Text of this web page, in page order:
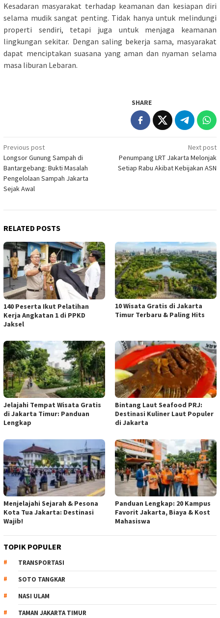
Kesadaran masyarakat terhadap keamanan dan kesiapan diri
selama mudik sangat penting. Tidak hanya untuk melindungi
properti sendiri, tetapi juga untuk menjaga keamanan
lingkungan sekitar. Dengan saling bekerja sama, masyarakat
dapat menciptakan suasana yang aman dan nyaman selama
masa liburan Lebaran.
SHARE
Post
navigation
Previous post
Longsor Gunung Sampah di
Bantargebang: Bukti Masalah
Pengelolaan Sampah Jakarta
Sejak Awal
Next post
Penumpang LRT Jakarta Melonjak
Setiap Rabu Akibat Kebijakan ASN
RELATED POSTS
140 Peserta Ikut Pelatihan
Kerja Angkatan 1 di PPKD
Jaksel
10 Wisata Gratis di Jakarta
Timur Terbaru & Paling Hits
Jelajahi Tempat Wisata Gratis
di Jakarta Timur: Panduan
Lengkap
Bintang Laut Seafood PRJ:
Destinasi Kuliner Laut Populer
di Jakarta
Menjelajahi Sejarah & Pesona
Kota Tua Jakarta: Destinasi
Wajib!
Panduan Lengkap: 20 Kampus
Favorit Jakarta, Biaya & Kost
Mahasiswa
TOPIK POPULER
TRANSPORTASI
SOTO TANGKAR
NASI ULAM
TAMAN JAKARTA TIMUR